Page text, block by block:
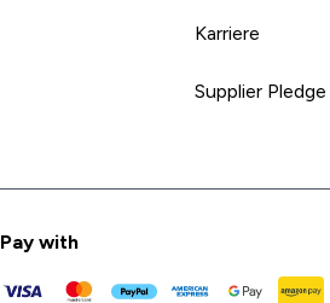
Karriere
Supplier Pledge
Pay with